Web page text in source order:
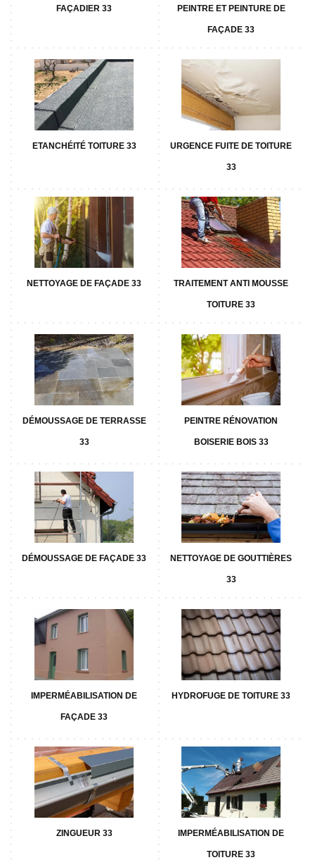
FAÇADIER 33 PEINTRE ET PEINTURE DE
FAÇADE 33
ETANCHÉITÉ TOITURE 33 URGENCE FUITE DE TOITURE
33
NETTOYAGE DE FAÇADE 33 TRAITEMENT ANTI MOUSSE
TOITURE 33
DÉMOUSSAGE DE TERRASSE
33
PEINTRE RÉNOVATION
BOISERIE BOIS 33
DÉMOUSSAGE DE FAÇADE 33 NETTOYAGE DE GOUTTIÈRES
33
IMPERMÉABILISATION DE
FAÇADE 33
HYDROFUGE DE TOITURE 33
ZINGUEUR 33 IMPERMÉABILISATION DE
TOITURE 33